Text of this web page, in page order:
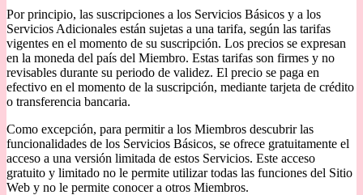
Por principio, las suscripciones a los Servicios Básicos y a los
Servicios Adicionales están sujetas a una tarifa, según las tarifas
vigentes en el momento de su suscripción. Los precios se expresan
en la moneda del país del Miembro. Estas tarifas son firmes y no
revisables durante su periodo de validez. El precio se paga en
efectivo en el momento de la suscripción, mediante tarjeta de crédito
o transferencia bancaria.
Como excepción, para permitir a los Miembros descubrir las
funcionalidades de los Servicios Básicos, se ofrece gratuitamente el
acceso a una versión limitada de estos Servicios. Este acceso
gratuito y limitado no le permite utilizar todas las funciones del Sitio
Web y no le permite conocer a otros Miembros.